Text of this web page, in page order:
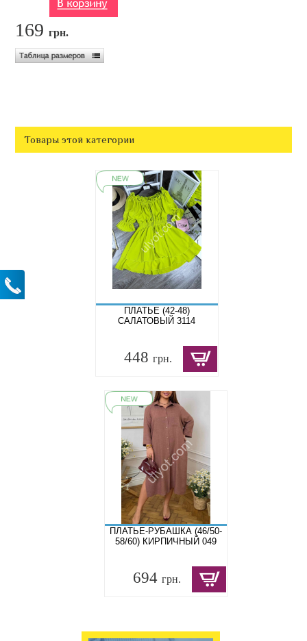
169грн.
Товары этой категории
ПЛАТЬЕ (42-48)
САЛАТОВЫЙ 3114
448 грн.
ПЛАТЬЕ-РУБАШКА (46/50-
58/60) КИРПИЧНЫЙ 049
694 грн.